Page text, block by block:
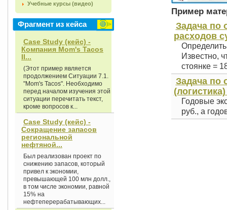
Учебные курсы (видео)
Фрагмент из кейса
Case Study (кейс) -
Компания Mom's Tacos
II...
(Этот пример является
продолжением Ситуации 7.1.
"Mom's Tacos". Необходимо
перед началом изучения этой
ситуации перечитать текст,
кроме вопросов к...
Case Study (кейс) -
Сокращение запасов
региональной
нефтяной...
Был реализован проект по
снижению запасов, который
привел к экономии,
превышающей 100 млн долл.,
в том числе экономии, равной
15% на
нефтеперерабатывающих...
Пример
Задача по
расходов
Известно,
стоянке =
Задача по
Годовые
руб., а